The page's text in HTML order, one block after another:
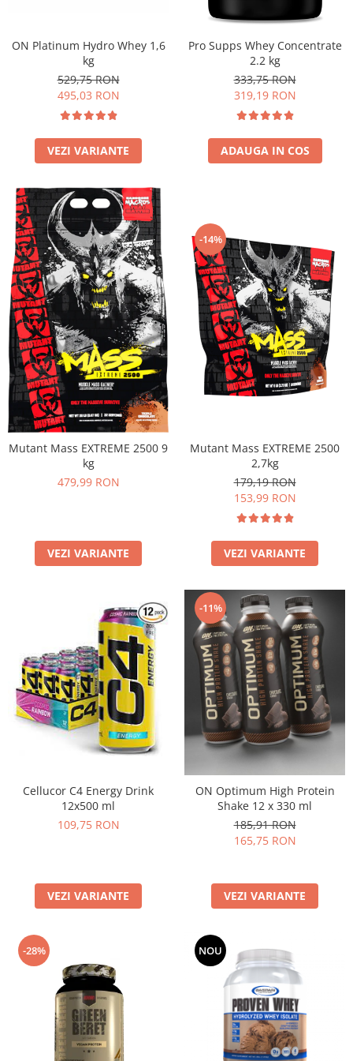
PeScience
Power System
Pro Supps
Puritan`s Pride
Raw Nutrition
Revoflex
Rich Piana 5% Nutrition
RIPT
Scitec
Scivation
Skill Nutrition
Smart Shake
Swanson
Under Armour
Universal
Vitargo
Weider
Zenana
ON Platinum Hydro Whey 1,6
kg
529,75 RON
495,03 RON
VEZI VARIANTE
Pro Supps Whey Concentrate
2.2 kg
333,75 RON
319,19 RON
ADAUGA IN COS
Mutant Mass EXTREME 2500 9
kg
479,99 RON
VEZI VARIANTE
-14%
Mutant Mass EXTREME 2500
2,7kg
179,19 RON
153,99 RON
VEZI VARIANTE
Cellucor C4 Energy Drink
12x500 ml
109,75 RON
VEZI VARIANTE
-11%
ON Optimum High Protein
Shake 12 x 330 ml
185,91 RON
165,75 RON
VEZI VARIANTE
-28% NOU